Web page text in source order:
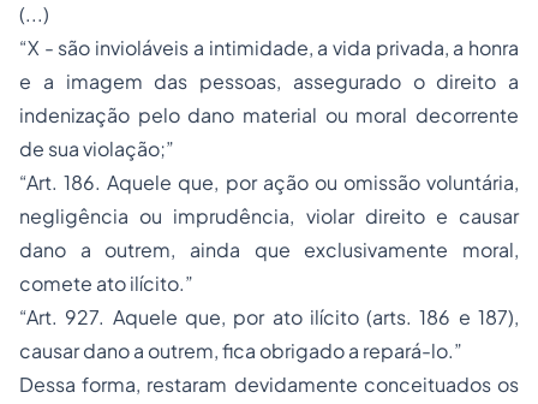
(...)
“X - são invioláveis a intimidade, a vida privada, a honra
e a imagem das pessoas, assegurado o direito a
indenização pelo dano material ou moral decorrente
de sua violação;”
“Art. 186. Aquele que, por ação ou omissão voluntária,
negligência ou imprudência, violar direito e causar
dano a outrem, ainda que exclusivamente moral,
comete ato ilícito.”
“Art. 927. Aquele que, por ato ilícito (arts. 186 e 187),
causar dano a outrem, fica obrigado a repará-lo.”
Dessa forma, restaram devidamente conceituados os